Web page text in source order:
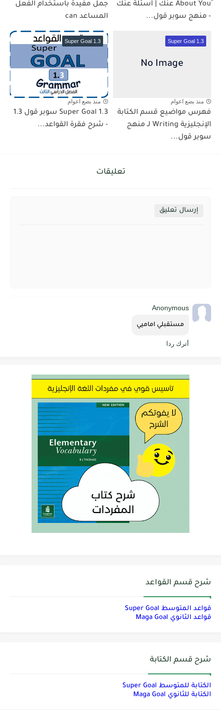
ِAbout You عنك | أسئلة عنك
- منهج سوبر قول...
جمل مفيدة باستخدام الفعل
المساعد can
Super Goal 1.3
منذ بضع اعوام
فهرس مواضيع قسم الكتابة
الإنجليزية Writing لـ منهج
سوبر قول...
Super Goal 1.3
منذ بضع اعوام
Super Goal 1.3 سوبر قول 1.3
- شرح فقرة القواعد...
تعليقات
إرسال تعليق
Anonymous
مستقبلي اماميي
أترك ردا
شرح قسم القواعد
قواعد المتوسط Super Goal
قواعد الثانوي Maga Goal
شرح قسم الكتابة
الكتابة للمتوسط Super Goal
الكتابة للثانوي Maga Goal